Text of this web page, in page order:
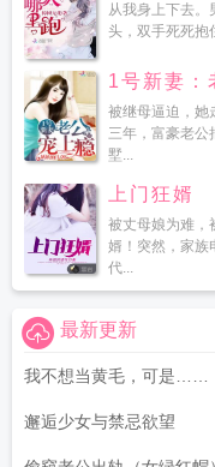
从我身上下去。
头，双手死死抱
1号新妻：
被继母逼迫，她
三年，富豪老公
墅...
上门狂婿
被丈母娘为难，
婿！突然，家族
代...
最新更新
我不想当黄毛，可是……
邂逅少女与禁忌欲望